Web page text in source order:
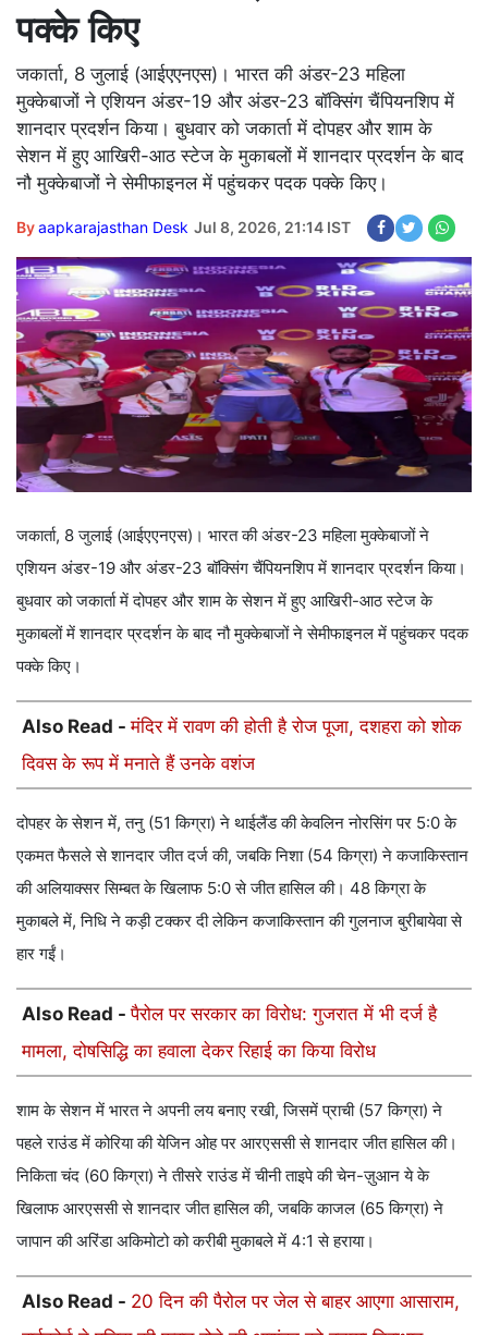
पक्के किए
जकार्ता, 8 जुलाई (आईएएनएस)। भारत की अंडर-23 महिला
मुक्केबाजों ने एशियन अंडर-19 और अंडर-23 बॉक्सिंग चैंपियनशिप में
शानदार प्रदर्शन किया। बुधवार को जकार्ता में दोपहर और शाम के
सेशन में हुए आखिरी-आठ स्टेज के मुकाबलों में शानदार प्रदर्शन के बाद
नौ मुक्केबाजों ने सेमीफाइनल में पहुंचकर पदक पक्के किए।
Byaapkarajasthan Desk Jul 8, 2026, 21:14 IST
जकार्ता, 8 जुलाई (आईएएनएस)। भारत की अंडर-23 महिला मुक्केबाजों ने
एशियन अंडर-19 और अंडर-23 बॉक्सिंग चैंपियनशिप में शानदार प्रदर्शन किया।
बुधवार को जकार्ता में दोपहर और शाम के सेशन में हुए आखिरी-आठ स्टेज के
मुकाबलों में शानदार प्रदर्शन के बाद नौ मुक्केबाजों ने सेमीफाइनल में पहुंचकर पदक
पक्के किए।
Also Read -मंदिर में रावण की होती है रोज पूजा, दशहरा को शोक
दिवस के रूप में मनाते हैं उनके वशंज
दोपहर के सेशन में, तनु (51 किग्रा) ने थाईलैंड की केवलिन नोरसिंग पर 5:0 के
एकमत फैसले से शानदार जीत दर्ज की, जबकि निशा (54 किग्रा) ने कजाकिस्तान
की अलियाक्सर सिम्बत के खिलाफ 5:0 से जीत हासिल की। ​​48 किग्रा के
मुकाबले में, निधि ने कड़ी टक्कर दी लेकिन कजाकिस्तान की गुलनाज बुरीबायेवा से
हार गईं।
Also Read -पैरोल पर सरकार का विरोध: गुजरात में भी दर्ज है
मामला, दोषसिद्धि का हवाला देकर रिहाई का किया विरोध
शाम के सेशन में भारत ने अपनी लय बनाए रखी, जिसमें प्राची (57 किग्रा) ने
पहले राउंड में कोरिया की येजिन ओह पर आरएससी से शानदार जीत हासिल की। ​​
निकिता चंद (60 किग्रा) ने तीसरे राउंड में चीनी ताइपे की चेन-ज़ुआन ये के
खिलाफ आरएससी से शानदार जीत हासिल की, जबकि काजल (65 किग्रा) ने
जापान की अरिंडा अकिमोटो को करीबी मुकाबले में 4:1 से हराया।
Also Read - 20 दिन की पैरोल पर जेल से बाहर आएगा आसाराम,